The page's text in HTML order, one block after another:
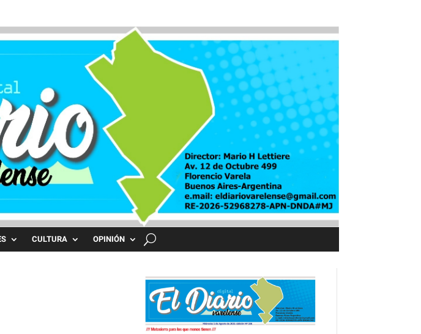
CULTURA OPINIÓN